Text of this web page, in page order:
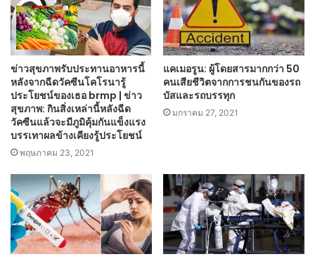
ข่าวสุขภาพรับประทานอาหารนี้
หลังจากฉีดวัคซีนโคโรนารู้
ประโยชน์ของเธอ brmp | ข่าว
สุขภาพ: กินสิ่งเหล่านี้หลังฉีด
วัคซีนแล้วจะมีภูมิคุ้มกันแข็งแรง
บรรเทาผลข้างเคียงรู้ประโยชน์
พฤษภาคม 23, 2021
แคเมอรูน: ผู้โดยสารมากกว่า 50
คนเสียชีวิตจากการชนกันของรถ
บัสและรถบรรทุก
มกราคม 27, 2021